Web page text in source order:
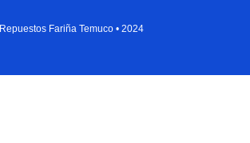
Repuestos Fariña Temuco • 2024